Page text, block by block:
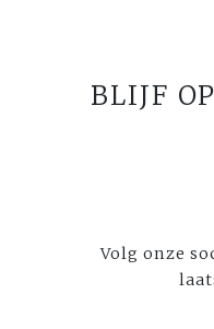
BLIJF
Volg onze